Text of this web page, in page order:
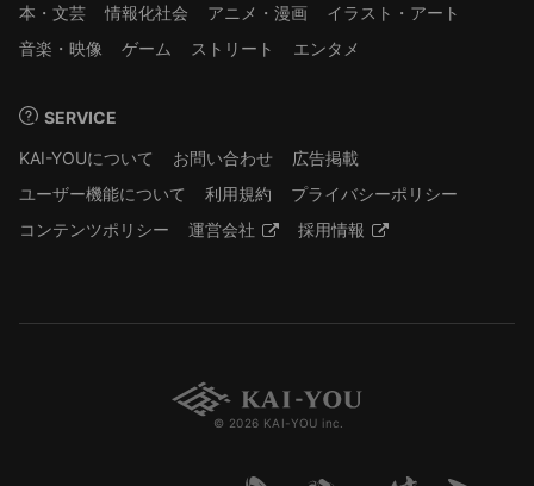
本・文芸
情報化社会 アニメ・漫画
イラスト・アート
音楽・映像
ゲーム ストリート エンタメ
SERVICE
KAI-YOUについて
お問い合わせ
広告掲載
ユーザー機能について
利用規約
プライバシーポリシー
コンテンツポリシー
運営会社 採用情報
© 2026 KAI-YOU inc.